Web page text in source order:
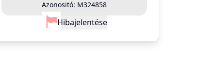
Azonositó: M324858
Hibajelentése